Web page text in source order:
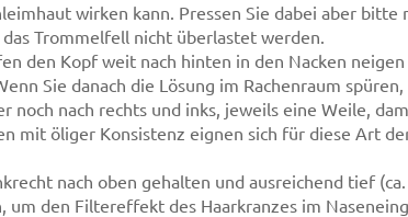
wirken kann. Pressen Sie dabei aber bitte
Trommelfell nicht überlastet werden.
den Kopf weit nach hinten in den Nacken neigen
Sie danach die Lösung im Rachenraum
noch nach rechts und inks, jeweils eine Weile,
mit öliger Konsistenz eignen sich für diese Art
nach oben gehalten und ausreichend tief
den Filtereffekt des Haarkranzes im